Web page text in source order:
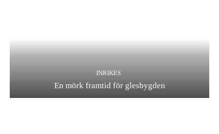
INRIKES
En mörk framtid för glesbygden